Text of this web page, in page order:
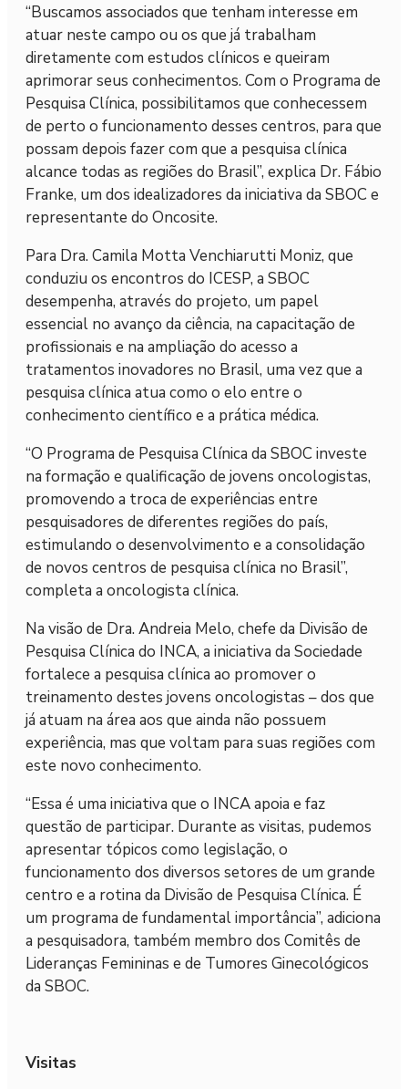
“Buscamos associados que tenham interesse em
atuar neste campo ou os que já trabalham
diretamente com estudos clínicos e queiram
aprimorar seus conhecimentos. Com o Programa de
Pesquisa Clínica, possibilitamos que conhecessem
de perto o funcionamento desses centros, para que
possam depois fazer com que a pesquisa clínica
alcance todas as regiões do Brasil”, explica Dr. Fábio
Franke, um dos idealizadores da iniciativa da SBOC e
representante do Oncosite.
Para Dra. Camila Motta Venchiarutti Moniz, que
conduziu os encontros do ICESP, a SBOC
desempenha, através do projeto, um papel
essencial no avanço da ciência, na capacitação de
profissionais e na ampliação do acesso a
tratamentos inovadores no Brasil, uma vez que a
pesquisa clínica atua como o elo entre o
conhecimento científico e a prática médica.
“O Programa de Pesquisa Clínica da SBOC investe
na formação e qualificação de jovens oncologistas,
promovendo a troca de experiências entre
pesquisadores de diferentes regiões do país,
estimulando o desenvolvimento e a consolidação
de novos centros de pesquisa clínica no Brasil”,
completa a oncologista clínica.
Na visão de Dra. Andreia Melo, chefe da Divisão de
Pesquisa Clínica do INCA, a iniciativa da Sociedade
fortalece a pesquisa clínica ao promover o
treinamento destes jovens oncologistas – dos que
já atuam na área aos que ainda não possuem
experiência, mas que voltam para suas regiões com
este novo conhecimento.
“Essa é uma iniciativa que o INCA apoia e faz
questão de participar. Durante as visitas, pudemos
apresentar tópicos como legislação, o
funcionamento dos diversos setores de um grande
centro e a rotina da Divisão de Pesquisa Clínica. É
um programa de fundamental importância”, adiciona
a pesquisadora, também membro dos Comitês de
Lideranças Femininas e de Tumores Ginecológicos
da SBOC.
Visitas